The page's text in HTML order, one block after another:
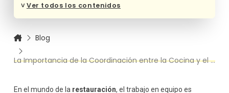
Cómo la Coordinación entre la Cocina y el Maître Afecta
Adaptación a Cambios de Última Hora
Gastronómica
Comunicación Clara y Constante
˅Ver todos los contenidos
Blog
La Importancia de la Coordinación entre la Cocina y el Maître en Restaurantes
En el mundo de la restauración, el trabajo en equipo es